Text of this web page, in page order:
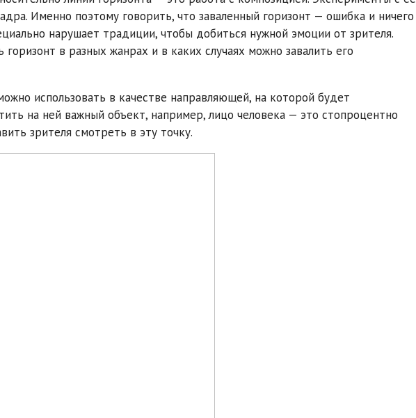
Именно поэтому говорить, что заваленный горизонт — ошибка и ничего
нарушает традиции, чтобы добиться нужной эмоции от зрителя.
в разных жанрах и в каких случаях можно завалить его
использовать в качестве направляющей, на которой будет
на ней важный объект, например, лицо человека — это стопроцентно
зрителя смотреть в эту точку.